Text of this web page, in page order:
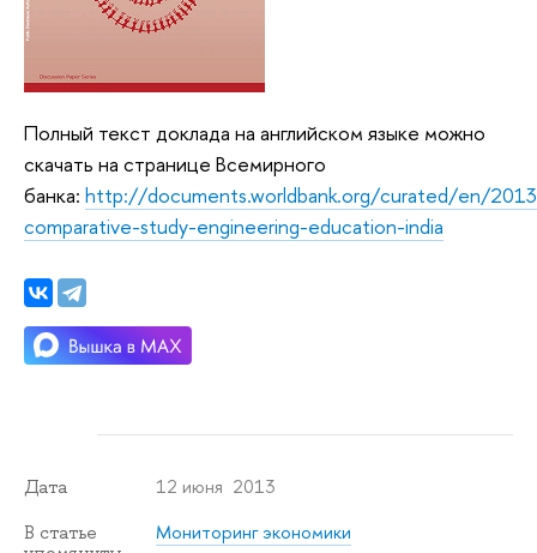
Полный текст доклада на английском языке можно
скачать на странице Всемирного
банка: http://documents.worldbank.org/curated/en/
comparative-study-engineering-education-india
Дата 12 июня 2013
В статье
Мониторинг экономики